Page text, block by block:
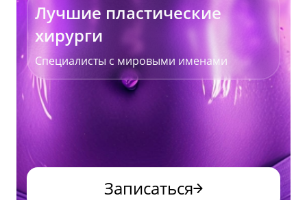
Лучшие пластические
хирурги
Специалисты с мировыми именами
Записаться